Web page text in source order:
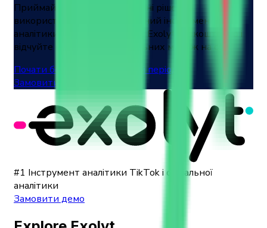
Приймайте кращі інвестиційні рішення,
використовуючи наш провідний інструмент
аналітики TikTok. Спробуйте Exolyt безкоштовно і
відчуйте силу даних з соціальних мереж на собі.
Почати безплатний пробний період
Замовити демо
#1 Інструмент аналітики TikTok і соціальної
аналітики
Замовити демо